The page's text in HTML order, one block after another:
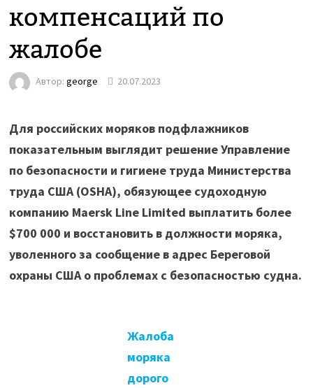
компенсаций по
жалобе
Автор: george 20.07.2023
Для российских моряков подфлажников
показательным выглядит решение Управление
по безопасности и гигиене труда Министерства
труда США (OSHA), обязующее судоходную
компанию Maersk Line Limited выплатить более
$700 000 и восстановить в должности моряка,
уволенного за сообщение в адрес Береговой
охраны США о проблемах с безопасностью судна.
Жалоба
моряка
дорого